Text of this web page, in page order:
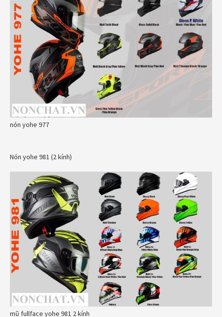
nón yohe 977
Nón yohe 981 (2 kính)
mũ fullface yohe 981 2 kính